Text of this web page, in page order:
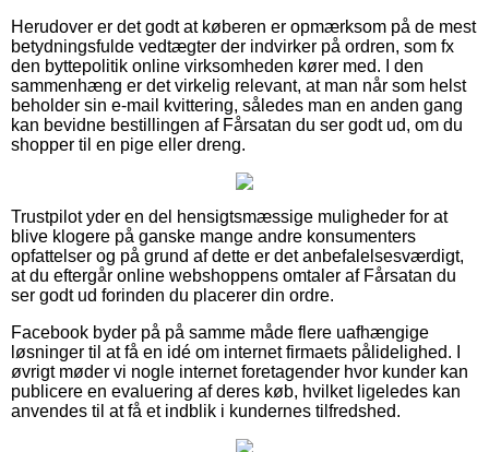
Herudover er det godt at køberen er opmærksom på de mest
betydningsfulde vedtægter der indvirker på ordren, som fx
den byttepolitik online virksomheden kører med. I den
sammenhæng er det virkelig relevant, at man når som helst
beholder sin e-mail kvittering, således man en anden gang
kan bevidne bestillingen af Fårsatan du ser godt ud, om du
shopper til en pige eller dreng.
Trustpilot yder en del hensigtsmæssige muligheder for at
blive klogere på ganske mange andre konsumenters
opfattelser og på grund af dette er det anbefalelsesværdigt,
at du eftergår online webshoppens omtaler af Fårsatan du
ser godt ud forinden du placerer din ordre.
Facebook byder på på samme måde flere uafhængige
løsninger til at få en idé om internet firmaets pålidelighed. I
øvrigt møder vi nogle internet foretagender hvor kunder kan
publicere en evaluering af deres køb, hvilket ligeledes kan
anvendes til at få et indblik i kundernes tilfredshed.